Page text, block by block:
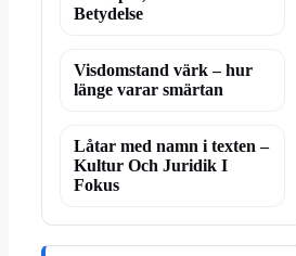
Betydelse
Visdomstand värk – hur
länge varar smärtan
Låtar med namn i texten –
Kultur Och Juridik I
Fokus